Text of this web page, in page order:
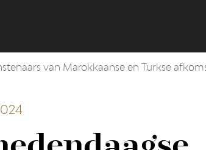
van Marokkaanse en Turkse